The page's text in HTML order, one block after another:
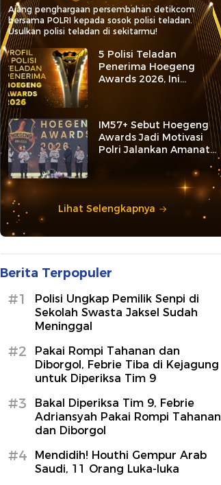
Ajang penghargaan persembahan detikcom
bersama POLRI kepada sosok polisi teladan.
Usulkan polisi teladan di sekitarmu!
5 Polisi Teladan
Penerima Hoegeng
Awards 2026, Ini
Kategori dan Kiprahnya
IM57+ Sebut Hoegeng
Awards Jadi Motivasi
Polri Jalankan Amanat
Lihat Selengkapnya
Berita Terpopuler
#1
Polisi Ungkap Pemilik Senpi di
Sekolah Swasta Jaksel Sudah
Meninggal
#2
Pakai Rompi Tahanan dan
Diborgol, Febrie Tiba di Kejagung
untuk Diperiksa Tim 9
#3
Bakal Diperiksa Tim 9, Febrie
Adriansyah Pakai Rompi Tahanan
dan Diborgol
#4
Mendidih! Houthi Gempur Arab
Saudi, 11 Orang Luka-luka